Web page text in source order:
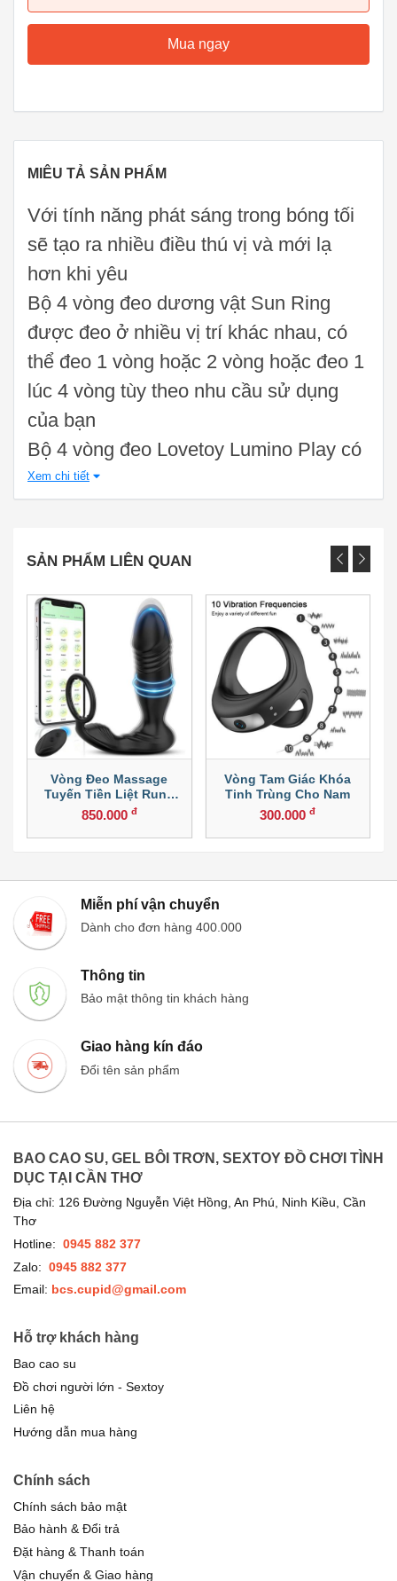
Mua ngay
MIÊU TẢ SẢN PHẨM
Với tính năng phát sáng trong bóng tối
sẽ tạo ra nhiều điều thú vị và mới lạ
hơn khi yêu
Bộ 4 vòng đeo dương vật Sun Ring
được đeo ở nhiều vị trí khác nhau, có
thể đeo 1 vòng hoặc 2 vòng hoặc đeo 1
lúc 4 vòng tùy theo nhu cầu sử dụng
của bạn
Bộ 4 vòng đeo Lovetoy Lumino Play có
đường kính bên trong 1,4cm, được làm
Xem chi tiết
SẢN PHẨM LIÊN QUAN
Vòng Đeo Massage
Tuyến Tiền Liệt Rung
Thục
850.000 đ
Vòng Tam Giác Khóa
Tinh Trùng Cho Nam
300.000đ
Miễn phí vận chuyển
Dành cho đơn hàng 400.000
Thông tin
Bảo mật thông tin khách hàng
Giao hàng kín đáo
Đổi tên sản phẩm
BAO CAO SU, GEL BÔI TRƠN, SEXTOY ĐỒ CHƠI TÌNH
DỤC TẠI CẦN THƠ
Địa chỉ: 126 Đường Nguyễn Việt Hồng, An Phú, Ninh Kiều, Cần
Thơ
Hotline: 0945 882 377
Zalo: 0945 882 377
Email: bcs.cupid@gmail.com
Hỗ trợ khách hàng
Bao cao su
Đồ chơi người lớn - Sextoy
Liên hệ
Hướng dẫn mua hàng
Chính sách
Chính sách bảo mật
Bảo hành & Đổi trả
Đặt hàng & Thanh toán
Vận chuyển & Giao hàng